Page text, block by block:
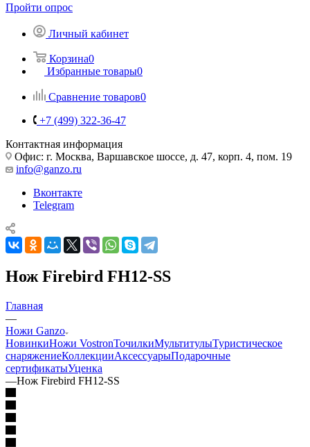
Пройти опрос
Личный кабинет
Корзина0
Избранные товары0
Сравнение товаров0
+7 (499) 322-36-47
Контактная информация
Офис: г. Москва, Варшавское шоссе, д. 47, корп. 4, пом. 19
info@ganzo.ru
Вконтакте
Telegram
Нож Firebird FH12-SS
Главная
—
Ножи Ganzo
НовинкиНожи VostronТочилкиМультитулыТуристическое
снаряжениеКоллекцииАксессуарыПодарочные
сертификатыУценка
—Нож Firebird FH12-SS